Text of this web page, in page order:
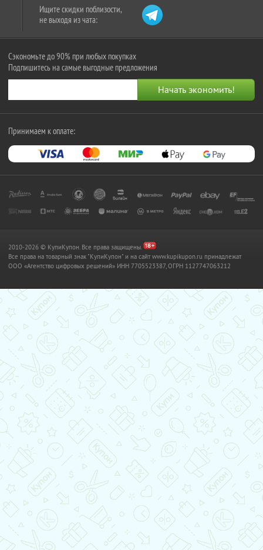
Ищите скидки поблизости,
не выходя из чата:
Сэкономьте до 90% при любых покупках
Подпишитесь на самые выгодные предложения
Принимаем к оплате:
2010-2026 © КупиКупон. Все права защищены.
Все права на товарный знак "КупиКупон" и на сайт www.kupikupon.ru принадлежат
OOO «Агентство цифровых решений» ИНН 7705523387, ОГРН 1127747063212